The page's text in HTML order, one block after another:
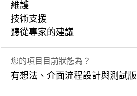
維護
技術支援
聽從專家的建議
您的項目目前狀態為？
有想法、介面流程設計與測試版